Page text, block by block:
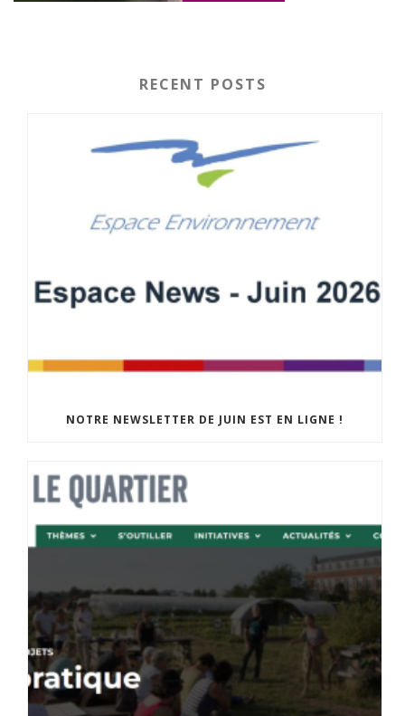
RECENT POSTS
NOTRE NEWSLETTER DE JUIN EST EN LIGNE !